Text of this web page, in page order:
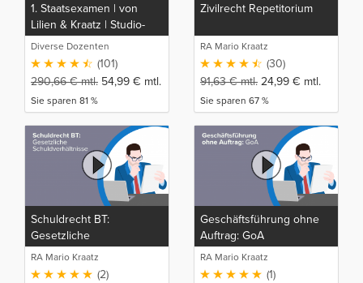
1. Staatsexamen | von
Lilien & Kraatz | Studio-
Rep
Diverse Dozenten
(101)
290,66€mtl. 54,99 € mtl.
Sie sparen 81 %
Zivilrecht Repetitorium
RA Mario Kraatz
(30)
91,63€mtl. 24,99 € mtl.
Sie sparen 67 %
Schuldrecht BT:
Gesetzliche
Schuldverhältnisse
RA Mario Kraatz
(2)
Geschäftsführung ohne
Auftrag: GoA
RA Mario Kraatz
(1)